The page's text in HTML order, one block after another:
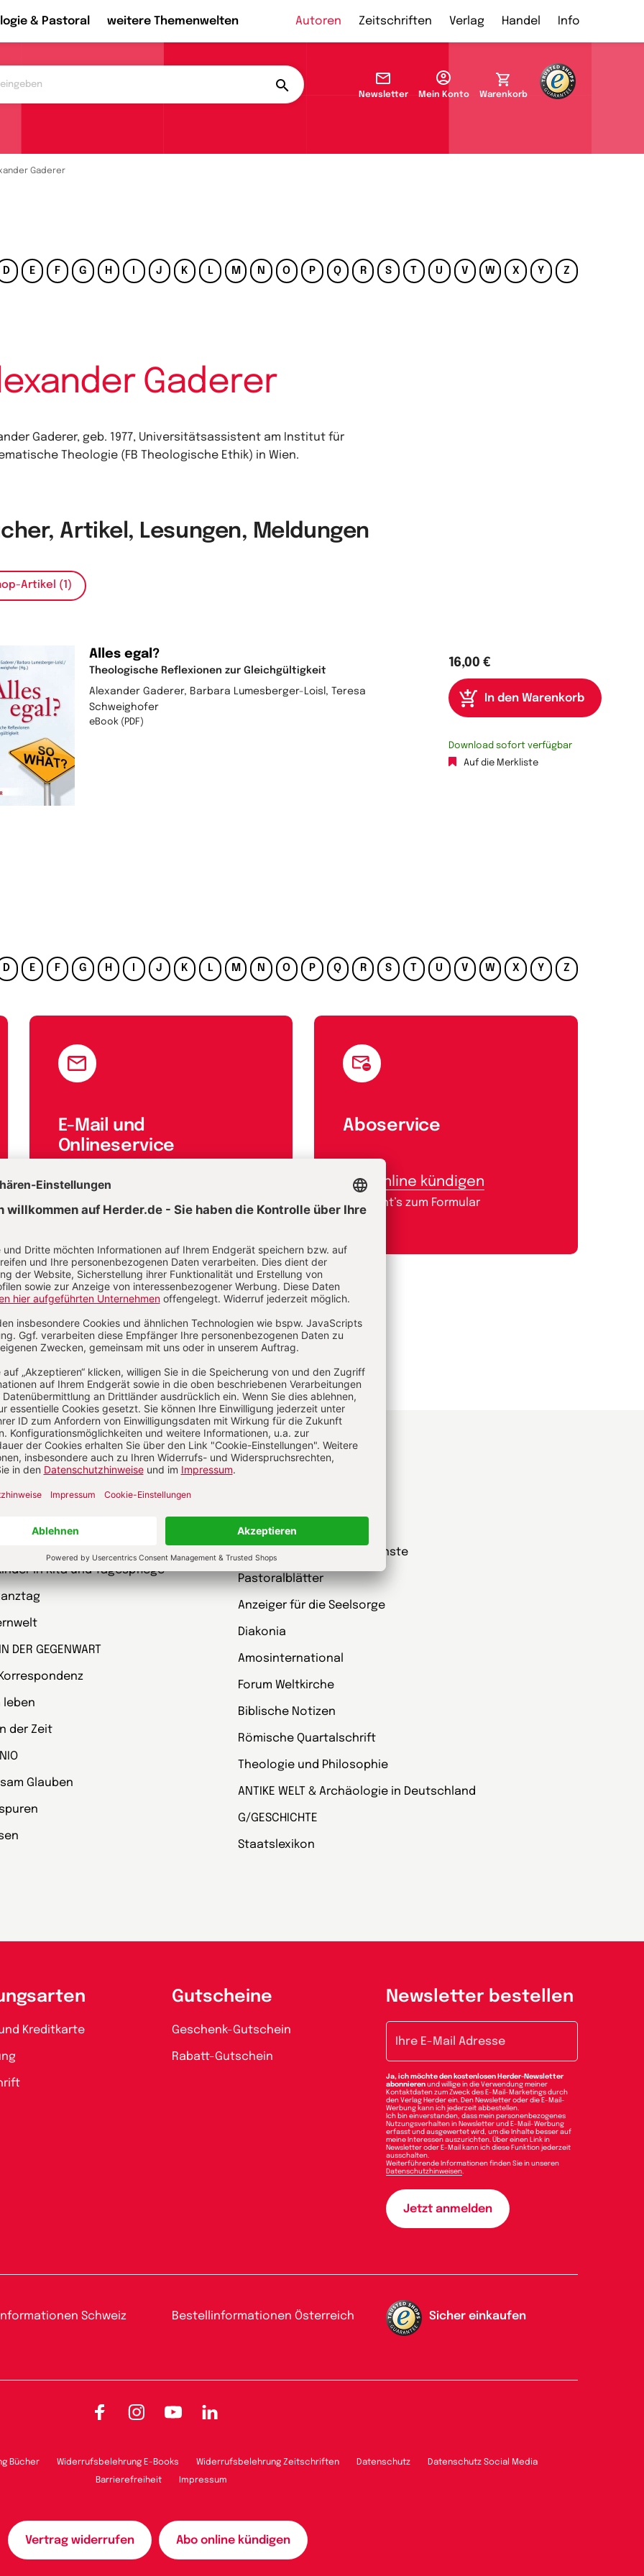
& Pastoral weitere Themenwelten Autoren Zeitschriften Verlag Handel Info
Newsletter Mein Konto Warenkorb
Gaderer
D E F G H J K L M N O P Q R S T U V W X Y Z
Gaderer
Gaderer, geb. 1977, Universitätsassistent am Institut für
Theologie (FB Theologische Ethik) in Wien.
Artikel, Lesungen, Meldungen
Artikel (1)
Alles egal?
Theologische Reflexionen zur Gleichgültigkeit
Alexander Gaderer, Barbara Lumesberger-Loisl, Teresa
Schweighofer
eBook (PDF)
16,00 €
Download sofort verfügbar
Auf die Merkliste
D E F G H I J K L M N O P Q R S T U V W X Y Z
E-Mail und
Onlineservice
kundenservice@herder.de
Wir freuen uns über Ihre Nachricht.
Aboservice
Abo online kündigen
Hier geht’s zum Formular
heute Fachmagazin, Leitungsheft
in Kita und Tagespflege
DER GEGENWART
leben
der Zeit
Glauben
Gottesdienst
Ideenwerkstatt Gottesdienste
Pastoralblätter
Anzeiger für die Seelsorge
Diakonia
Amosinternational
Forum Weltkirche
Biblische Notizen
Römische Quartalschrift
Theologie und Philosophie
ANTIKE WELT & Archäologie in Deutschland
G/GESCHICHTE
Staatslexikon
Kreditkarte
Gutscheine
Geschenk-Gutschein
Rabatt-Gutschein
Newsletter bestellen
Ja, ich möchte den kostenlosen Herder-Newsletter
abonnierenund willige in die Verwendung meiner
Kontaktdaten zum Zweck des E-Mail-Marketings durch
den Verlag Herder ein. Den Newsletter oder die E-Mail-
Werbung kann ich jederzeit abbestellen.
Ich bin einverstanden, dass mein personenbezogenes
Nutzungsverhalten in Newsletter und E-Mail-Werbung
erfasst und ausgewertet wird, um die Inhalte besser auf
meine Interessen auszurichten. Über einen Link in
Newsletter oder E-Mail kann ich diese Funktion jederzeit
ausschalten.
Weiterführende Informationen finden Sie in unseren
Datenschutzhinweisen.
Schweiz Bestellinformationen Österreich Sicher einkaufen
FacebookInstagramYouTubeLinkedIn
Bücher Widerrufsbelehrung E-Books Widerrufsbelehrung Zeitschriften Datenschutz Datenschutz Social Media
Barrierefreiheit Impressum
Vertrag widerrufen Abo online kündigen